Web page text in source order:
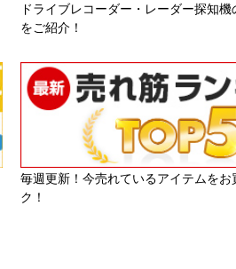
ドライブレコーダー・レーダー探知
をご紹介！
毎週更新！今売れているアイテムをお
ク！